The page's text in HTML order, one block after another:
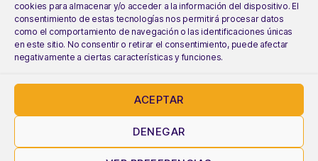
cookies para almacenar y/o acceder a la información del dispositivo. El
consentimiento de estas tecnologías nos permitirá procesar datos
como el comportamiento de navegación o las identificaciones únicas
en este sitio. No consentir o retirar el consentimiento, puede afectar
negativamente a ciertas características y funciones.
ACEPTAR
DENEGAR